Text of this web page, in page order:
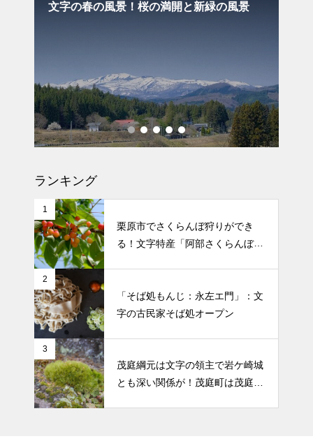
栗原市で田舎体験｜「民泊 藍の
バルーンリリース2026 in 文字：
卒業入学お祝いイベント
文字の春の風景！桜の満開と新緑の風景
ランキング
1
栗原市でさくらんぼ狩りができ
る！文字特産「阿部さくらんぼ農
2
「そば処もんじ：永左エ門」：文
字の古民家そば処オープン
3
茂庭綱元は文字の領主で岩ケ崎城
とも深い関係が！茂庭町は茂庭氏